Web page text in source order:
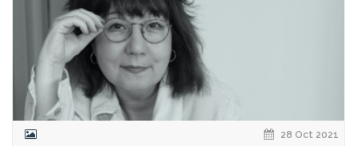
28 Oct 2021